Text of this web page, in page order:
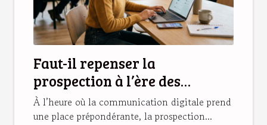
Faut-il repenser la
prospection à l’ère des
réseaux sociaux ?
À l’heure où la communication digitale prend
une place prépondérante, la prospection...